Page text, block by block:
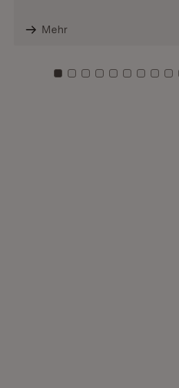
Mehr
Zu Kachel: 0
Zu Kachel: 1
Zu Kachel: 2
Zu Kachel: 3
Zu Kachel:
ZuZuZu